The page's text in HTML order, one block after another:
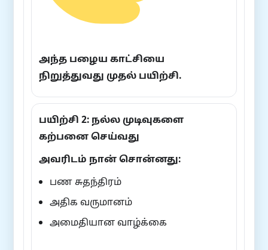
அந்த பழைய காட்சியை
நிறுத்துவது முதல் பயிற்சி.
பயிற்சி 2: நல்ல முடிவுகளை
கற்பனை செய்வது
அவரிடம் நான் சொன்னது:
பண சுதந்திரம்
அதிக வருமானம்
அமைதியான வாழ்க்கை